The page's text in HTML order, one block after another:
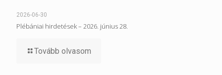
2026-06-30
Plébániai hirdetések – 2026. június 28.
Tovább olvasom